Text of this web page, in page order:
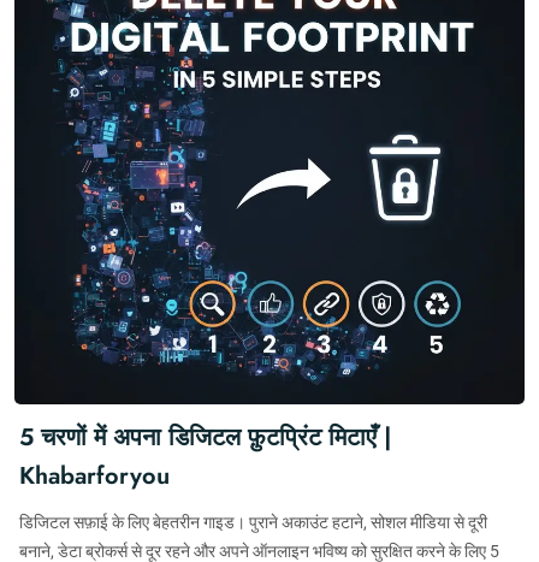
5 चरणों में अपना डिजिटल फ़ुटप्रिंट मिटाएँ |
Khabarforyou
डिजिटल सफ़ाई के लिए बेहतरीन गाइड। पुराने अकाउंट हटाने, सोशल मीडिया से दूरी
बनाने, डेटा ब्रोकर्स से दूर रहने और अपने ऑनलाइन भविष्य को सुरक्षित करने के लिए 5